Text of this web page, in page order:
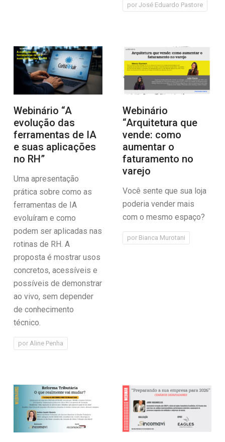
porJosé Eduardo Pastore
Webinário “A
evolução das
ferramentas de IA
e suas aplicações
no RH”
Uma apresentação
prática sobre como as
ferramentas de IA
evoluíram e como
podem ser aplicadas nas
rotinas de RH. A
proposta é mostrar usos
concretos, acessíveis e
possíveis de demonstrar
ao vivo, sem depender
de conhecimento
técnico.
por Aline Penha
Webinário
“Arquitetura que
vende: como
aumentar o
faturamento no
varejo
Você sente que sua loja
poderia vender mais
com o mesmo espaço?
por Bianca Murotani